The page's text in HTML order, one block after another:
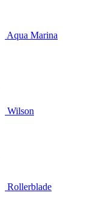
Aqua Marina
Wilson
Rollerblade